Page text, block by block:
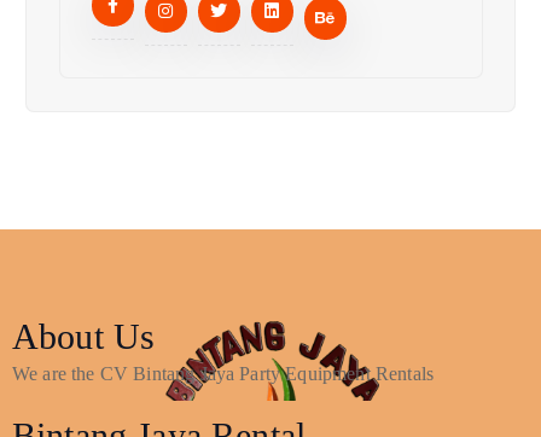
About Us
We are the CV Bintang Jaya Party Equipment Rentals